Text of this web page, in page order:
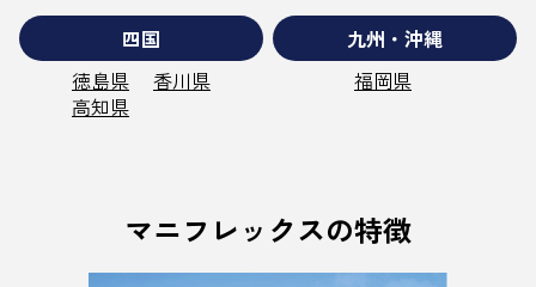
四国
徳島県
高知県
香川県
九州・沖縄
福岡県
マニフレックスの特徴